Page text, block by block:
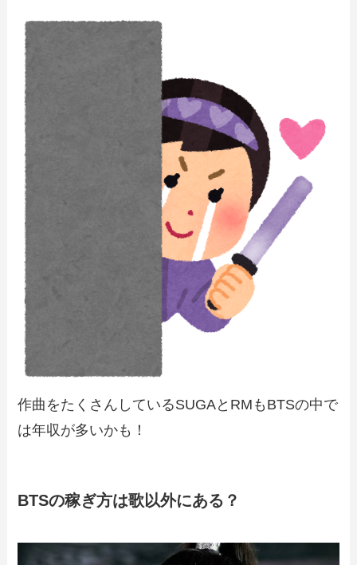
作曲をたくさんしているSUGAとRMもBTSの中で
は年収が多いかも！
BTSの稼ぎ方は歌以外にある？